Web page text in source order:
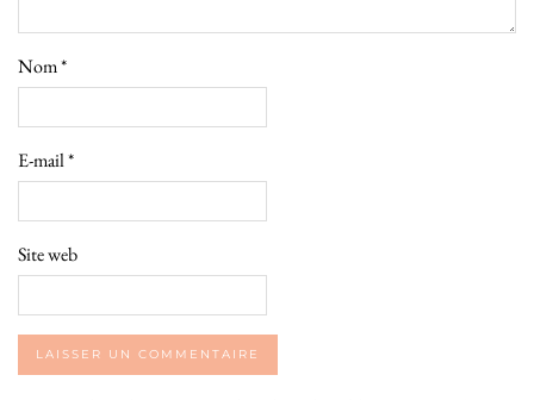
Nom*
E-mail*
Site web